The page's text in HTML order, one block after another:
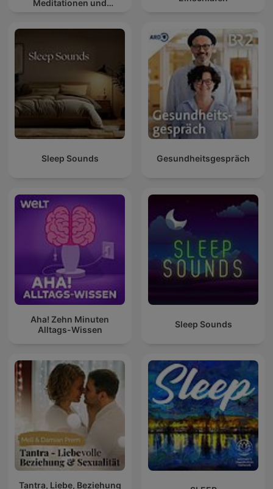
Meditationen und
Sleep Sounds Gesundheitsgespräch
Aha! Zehn Minuten
Alltags-Wissen
Sleep Sounds
Tantra, Liebe, Beziehung